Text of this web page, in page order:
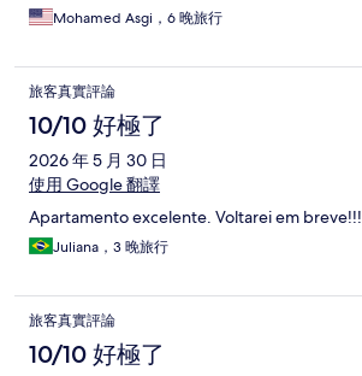
Mohamed Asgi，6 晚旅行
旅客真實評論
10/10 好極了
2026 年 5 月 30 日
使用 Google 翻譯
Apartamento excelente. Voltarei em breve!!!
Juliana，3 晚旅行
旅客真實評論
10/10 好極了